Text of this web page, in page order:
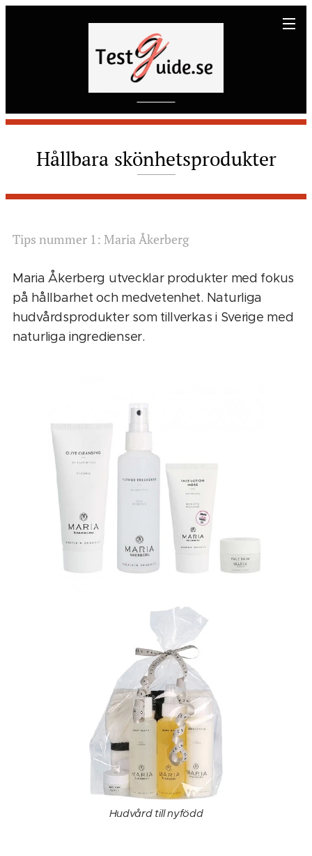
Hållbara skönhetsprodukter
Tips nummer 1: Maria Åkerberg
Maria Åkerberg utvecklar produkter med fokus
på hållbarhet och medvetenhet. Naturliga
hudvårdsprodukter som tillverkas i Sverige med
naturliga ingredienser.
Hudvård till nyfödd